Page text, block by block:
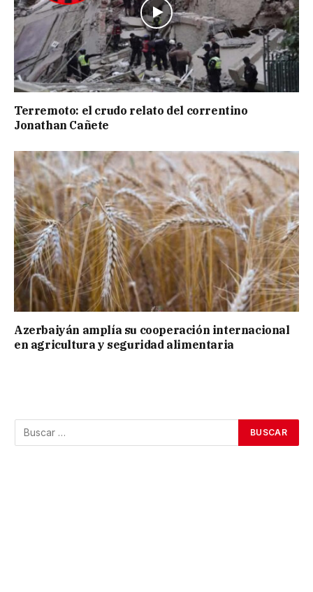
Terremoto: el crudo relato del correntino
Jonathan Cañete
Azerbaiyán amplía su cooperación internacional
en agricultura y seguridad alimentaria